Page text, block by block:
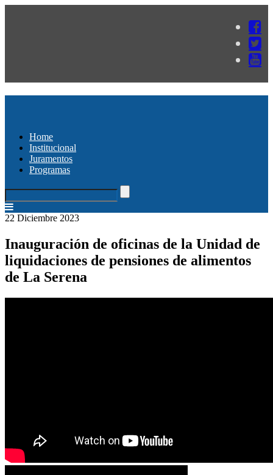
Home
Institucional
Juramentos
Programas
22 Diciembre 2023
Inauguración de oficinas de la Unidad de
liquidaciones de pensiones de alimentos
de La Serena